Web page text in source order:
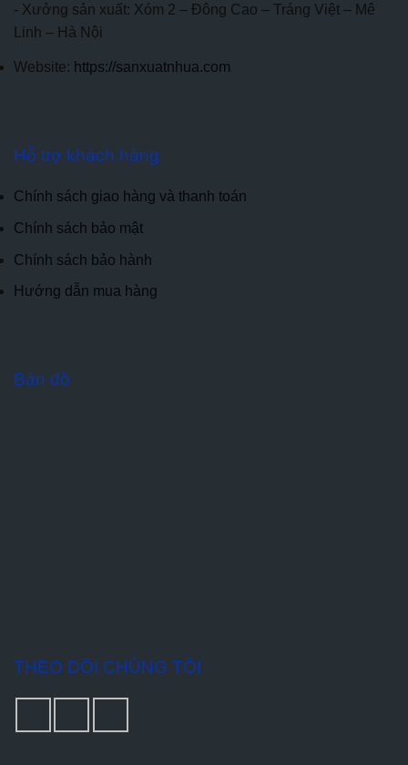
- Xưởng sản xuất: Xóm 2 – Đông Cao – Tráng Việt – Mê
Linh – Hà Nội
Website: https://sanxuatnhua.com
Hỗ trợ khách hàng
Chính sách giao hàng và thanh toán
Chính sách bảo mật
Chính sách bảo hành
Hướng dẫn mua hàng
Bản đồ
THEO DÕI CHÚNG TÔI